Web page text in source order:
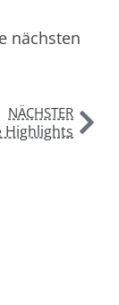
nächsten
NÄCHSTER
Highlights